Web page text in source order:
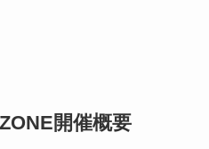
開催概要